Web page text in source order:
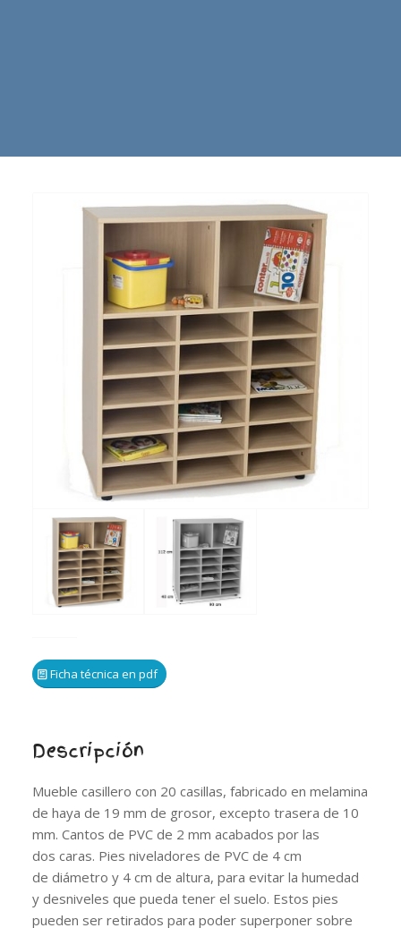
Ficha técnica en pdf
Descripción
Mueble casillero con 20 casillas, fabricado en melamina
de haya de 19 mm de grosor, excepto trasera de 10
mm. Cantos de PVC de 2 mm acabados por las
dos caras. Pies niveladores de PVC de 4 cm
de diámetro y 4 cm de altura, para evitar la humedad
y desniveles que pueda tener el suelo. Estos pies
pueden ser retirados para poder superponer sobre